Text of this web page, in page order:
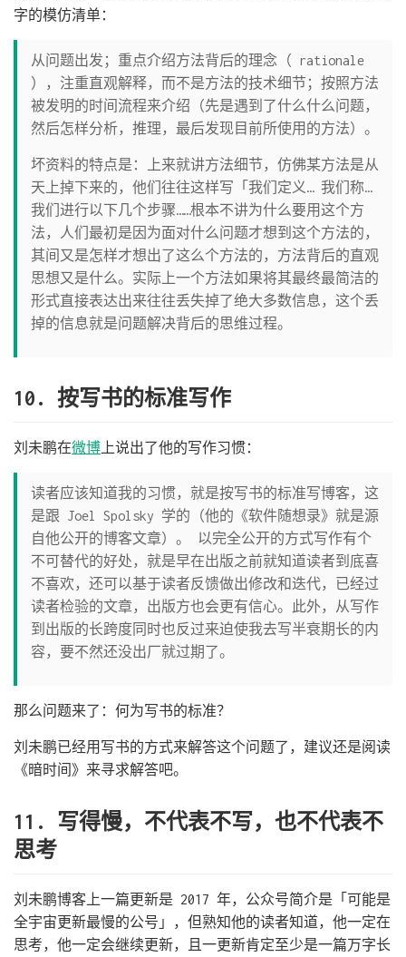
字的模仿清单：
从问题出发；重点介绍方法背后的理念（ rationale
），注重直观解释，而不是方法的技术细节；按照方法
被发明的时间流程来介绍（先是遇到了什么什么问题，
然后怎样分析，推理，最后发现目前所使用的方法）。
坏资料的特点是：上来就讲方法细节，仿佛某方法是从
天上掉下来的，他们往往这样写「我们定义… 我们称…
我们进行以下几个步骤……根本不讲为什么要用这个方
法，人们最初是因为面对什么问题才想到这个方法的，
其间又是怎样才想出了这么个方法的，方法背后的直观
思想又是什么。实际上一个方法如果将其最终最简洁的
形式直接表达出来往往丢失掉了绝大多数信息，这个丢
掉的信息就是问题解决背后的思维过程。
10. 按写书的标准写作
刘未鹏在微博 上说出了他的写作习惯：
读者应该知道我的习惯，就是按写书的标准写博客，这
是跟 Joel Spolsky 学的（他的《软件随想录》就是源
自他公开的博客文章）。 以完全公开的方式写作有个
不可替代的好处，就是早在出版之前就知道读者到底喜
不喜欢，还可以基于读者反馈做出修改和迭代，已经过
读者检验的文章，出版方也会更有信心。此外，从写作
到出版的长跨度同时也反过来迫使我去写半衰期长的内
容，要不然还没出厂就过期了。
那么问题来了：何为写书的标准？
刘未鹏已经用写书的方式来解答这个问题了，建议还是阅读
《暗时间》来寻求解答吧。
11. 写得慢，不代表不写，也不代表不
思考
刘未鹏博客上一篇更新是 2017 年，公众号简介是「可能是
全宇宙更新最慢的公号」，但熟知他的读者知道，他一定在
思考，他一定会继续更新，且一更新肯定至少是一篇万字长